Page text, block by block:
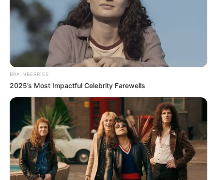
BRAINBERRIES
2025’s Most Impactful Celebrity Farewells